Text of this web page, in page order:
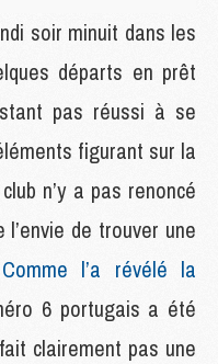
soir minuit dans les
départs en prêt
pas réussi à se
figurant sur la
n’y a pas renoncé
de trouver une
Comme l’a révélé la
6 portugais a été
clairement pas une